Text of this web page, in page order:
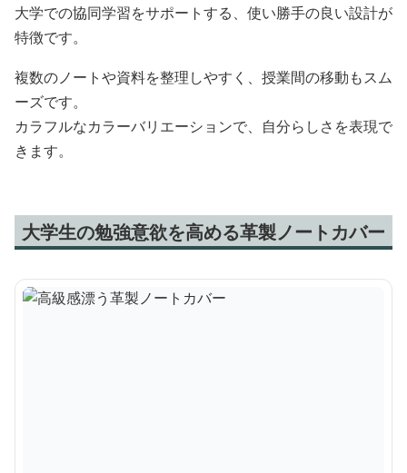
大学での協同学習をサポートする、使い勝手の良い設計が
特徴です。
複数のノートや資料を整理しやすく、授業間の移動もスム
ーズです。
カラフルなカラーバリエーションで、自分らしさを表現で
きます。
大学生の勉強意欲を高める革製ノートカバー